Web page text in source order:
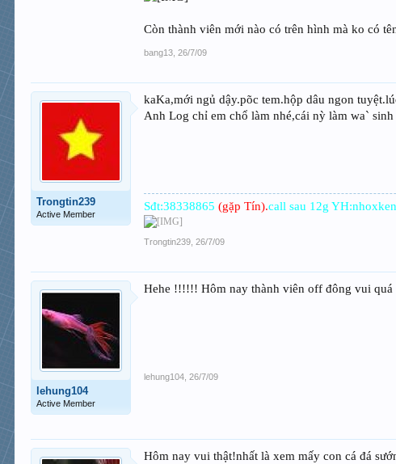
Còn thành viên mới nào có trên hình mà ko có
bang13 26/7/09
Trongtin239
Active Member
kaKa,mới ngủ dậy.põc tem.hộp dâu ngon
Anh Log chỉ em chổ làm nhé,cái nỳ làm wa`
Sđt:38338865(gặp Tín).call sau 12g
Trongtin239 26/7/09
lehung104
Active Member
Hehe !!!!!! Hôm nay thành viên off đông vui
lehung104 26/7/09
Hôm nay vui thật!nhất là xem mấy con cá đá